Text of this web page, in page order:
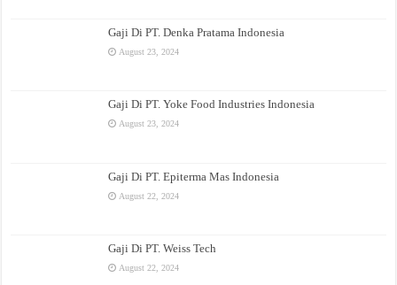
Gaji Di PT. Denka Pratama Indonesia
August 23, 2024
Gaji Di PT. Yoke Food Industries Indonesia
August 23, 2024
Gaji Di PT. Epiterma Mas Indonesia
August 22, 2024
Gaji Di PT. Weiss Tech
August 22, 2024